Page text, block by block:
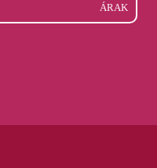
ÁRAK